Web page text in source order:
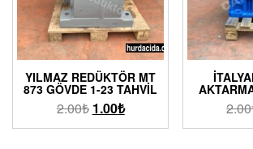
YILMAZ REDÜKTÖR MT
873 GÖVDE 1-23 TAHVIL
2.00₺ 1.00₺ 2.00